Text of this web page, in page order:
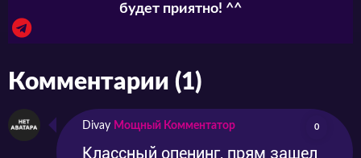
будет приятно! ^^
Комментарии (1)
Divay Мощный Комментатор 0
Классный опенинг, прям зашел